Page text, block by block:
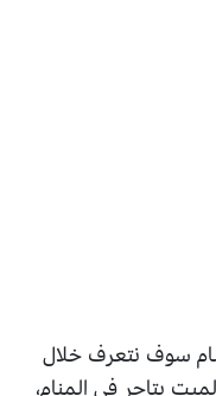
سوف نتعرف خلال
يتاجر في المنام،